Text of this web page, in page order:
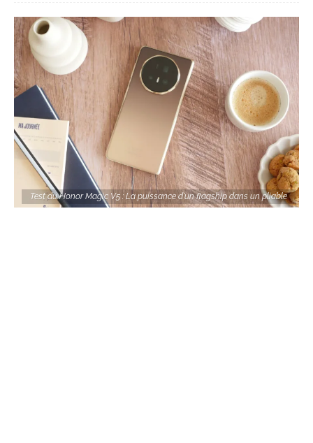
Test du Honor Magic V5 : La puissance d'un flagship dans un pliable